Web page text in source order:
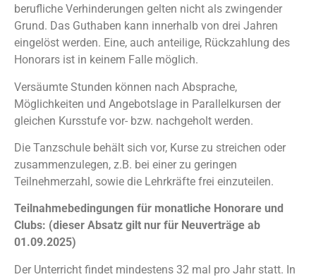
berufliche Verhinderungen gelten nicht als zwingender
Grund. Das Guthaben kann innerhalb von drei Jahren
eingelöst werden. Eine, auch anteilige, Rückzahlung des
Honorars ist in keinem Falle möglich.
Versäumte Stunden können nach Absprache,
Möglichkeiten und Angebotslage in Parallelkursen der
gleichen Kursstufe vor- bzw. nachgeholt werden.
Die Tanzschule behält sich vor, Kurse zu streichen oder
zusammenzulegen, z.B. bei einer zu geringen
Teilnehmerzahl, sowie die Lehrkräfte frei einzuteilen.
Teilnahmebedingungen für monatliche Honorare und
Clubs: (dieser Absatz gilt nur für Neuverträge ab
01.09.2025)
Der Unterricht findet mindestens 32 mal pro Jahr statt. In